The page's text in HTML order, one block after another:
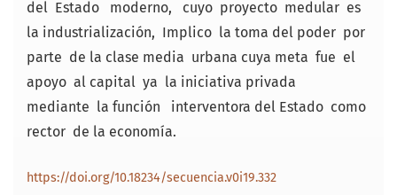
del Estado moderno, cuyo proyecto medular es
la industrialización, Implico la toma del poder por
parte de la clase media urbana cuya meta fue el
apoyo al capital ya la iniciativa privada
mediante la función interventora del Estado como
rector de la economía.
https://doi.org/10.18234/secuencia.v0i19.332